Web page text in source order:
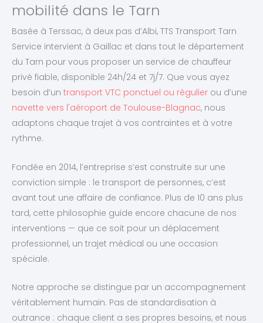
mobilité dans le Tarn
Basée à Terssac, à deux pas d’Albi, TTS Transport Tarn
Service intervient à Gaillac et dans tout le département
du Tarn pour vous proposer un service de chauffeur
privé fiable, disponible 24h/24 et 7j/7. Que vous ayez
besoin d’un transport VTC ponctuel ou régulier ou d’une
navette vers l'aéroport de Toulouse-Blagnac, nous
adaptons chaque trajet à vos contraintes et à votre
rythme.
Fondée en 2014, l’entreprise s’est construite sur une
conviction simple : le transport de personnes, c’est
avant tout une affaire de confiance. Plus de 10 ans plus
tard, cette philosophie guide encore chacune de nos
interventions — que ce soit pour un déplacement
professionnel, un trajet médical ou une occasion
spéciale.
Notre approche se distingue par un accompagnement
véritablement humain. Pas de standardisation à
outrance : chaque client a ses propres besoins, et nous